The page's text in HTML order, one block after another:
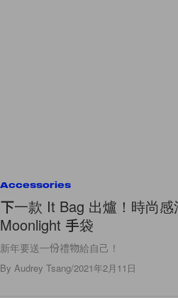
Accessories
下一款 It Bag 出爐！時尚
Moonlight 手袋
新年要送一份禮物給自己！
By Audrey Tsang/2021年2月11日